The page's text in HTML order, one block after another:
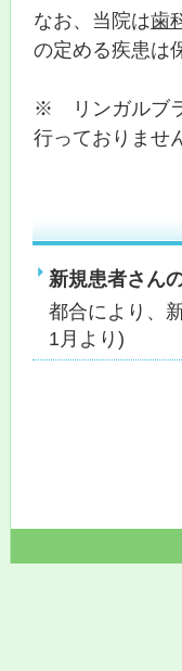
なお、当院は歯
の定める疾患は
※ リンガルブラ
行っておりませ
新規患者さん
都合により、
1月より)